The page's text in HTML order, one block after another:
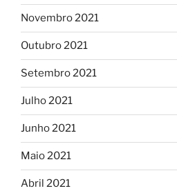
Novembro 2021
Outubro 2021
Setembro 2021
Julho 2021
Junho 2021
Maio 2021
Abril 2021